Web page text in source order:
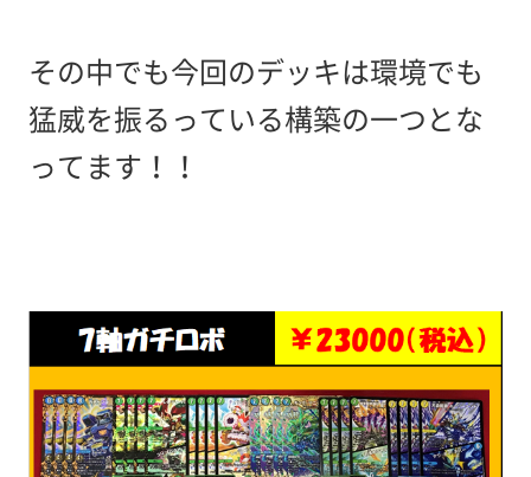
その中でも今回のデッキは環境でも
猛威を振るっている構築の一つとな
ってます！！